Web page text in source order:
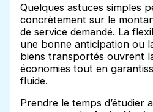
Quelques astuces simples
concrètement sur le
de service demandé. La
une bonne anticipation ou
biens transportés ouvrent
économies tout en
fluide.
Prendre le temps d’étudier